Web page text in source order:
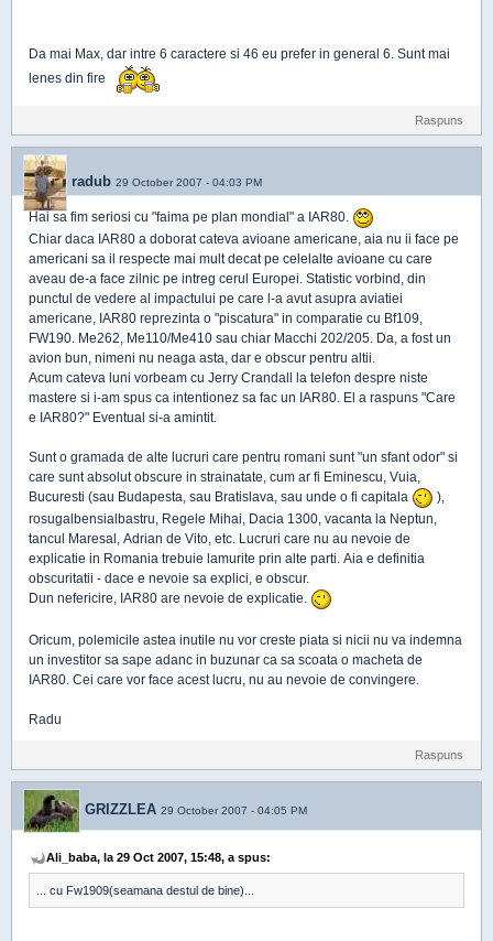
Da mai Max, dar intre 6 caractere si 46 eu prefer in general 6. Sunt mai
lenes din fire
Raspuns
radub 29 October 2007 - 04:03 PM
Hai sa fim seriosi cu "faima pe plan mondial" a IAR80.
Chiar daca IAR80 a doborat cateva avioane americane, aia nu ii face pe
americani sa il respecte mai mult decat pe celelalte avioane cu care
aveau de-a face zilnic pe intreg cerul Europei. Statistic vorbind, din
punctul de vedere al impactului pe care l-a avut asupra aviatiei
americane, IAR80 reprezinta o "piscatura" in comparatie cu Bf109,
FW190. Me262, Me110/Me410 sau chiar Macchi 202/205. Da, a fost un
avion bun, nimeni nu neaga asta, dar e obscur pentru altii.
Acum cateva luni vorbeam cu Jerry Crandall la telefon despre niste
mastere si i-am spus ca intentionez sa fac un IAR80. El a raspuns "Care
e IAR80?" Eventual si-a amintit.
Sunt o gramada de alte lucruri care pentru romani sunt "un sfant odor" si
care sunt absolut obscure in strainatate, cum ar fi Eminescu, Vuia,
Bucuresti (sau Budapesta, sau Bratislava, sau unde o fi capitala
),
rosugalbensialbastru, Regele Mihai, Dacia 1300, vacanta la Neptun,
tancul Maresal, Adrian de Vito, etc. Lucruri care nu au nevoie de
explicatie in Romania trebuie lamurite prin alte parti. Aia e definitia
obscuritatii - dace e nevoie sa explici, e obscur.
Dun nefericire, IAR80 are nevoie de explicatie.
Oricum, polemicile astea inutile nu vor creste piata si nicii nu va indemna
un investitor sa sape adanc in buzunar ca sa scoata o macheta de
IAR80. Cei care vor face acest lucru, nu au nevoie de convingere.
Radu
Raspuns
GRIZZLEA 29 October 2007 - 04:05 PM
Ali_baba, la 29 Oct 2007, 15:48, a spus:
... cu Fw1909(seamana destul de bine)...